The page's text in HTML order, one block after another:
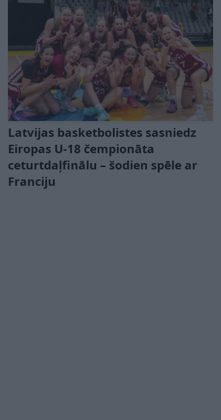
Latvijas basketbolistes sasniedz
Eiropas U-18 čempionāta
ceturtdaļfinālu – šodien spēle ar
Franciju